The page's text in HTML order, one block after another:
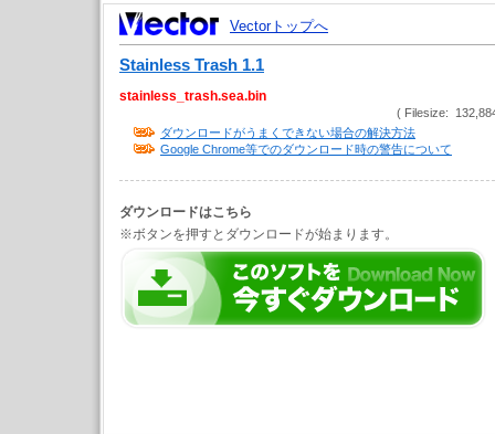
Vectorトップへ
Stainless Trash 1.1
stainless_trash.sea.bin
( Filesize:
ダウンロードがうまくできない場合の解決方法
Google Chrome等でのダウンロード時の警告について
ダウンロードはこちら
※ボタンを押すとダウンロードが始まります。